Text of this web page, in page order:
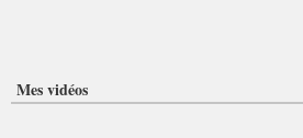
Mes vidéos